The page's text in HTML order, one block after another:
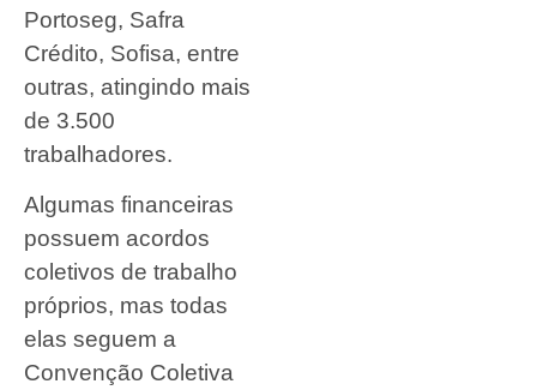
Portoseg, Safra
Crédito, Sofisa, entre
outras, atingindo mais
de 3.500
trabalhadores.
Algumas financeiras
possuem acordos
coletivos de trabalho
próprios, mas todas
elas seguem a
Convenção Coletiva